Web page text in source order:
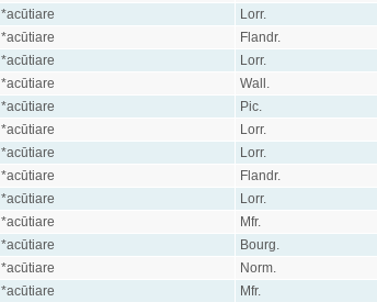
*acūtiare Lorr.
*acūtiare Flandr.
*acūtiare Lorr.
*acūtiare Wall.
*acūtiare Pic.
*acūtiare Lorr.
*acūtiare Lorr.
*acūtiare Flandr.
*acūtiare Lorr.
*acūtiare Mfr.
*acūtiare Bourg.
*acūtiare Norm.
*acūtiare Mfr.